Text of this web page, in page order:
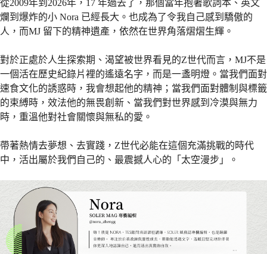
從2009年到2026年，17 年過去了，那個當年抱著歌詞本、英文
爛到爆炸的小 Nora 已經長大。也成為了令我自己感到驕傲的
人，而MJ 留下的精神遺產，依然在世界角落熠熠生輝。
對於正處於人生探索期、渴望被世界看見的Z世代而言，MJ不是
一個活在歷史紀錄片裡的遙遠名字，而是一盞明燈。當我們面對
速食文化的誘惑時，我會想起他的精神；當我們面對體制與標籤
的束縛時，效法他的無畏創新、當我們對世界感到冷漠與無力
時，重溫他對社會關懷與無私的愛。
帶著熱情去夢想、去實踐，Z世代必能在這個充滿挑戰的時代
中，活出屬於我們自己的、最震撼人心的「太空漫步」。